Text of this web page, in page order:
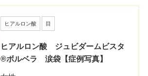
ヒアルロン酸 目
ヒアルロン酸 ジュビダームビスタ
®ボルベラ 涙袋【症例写真】